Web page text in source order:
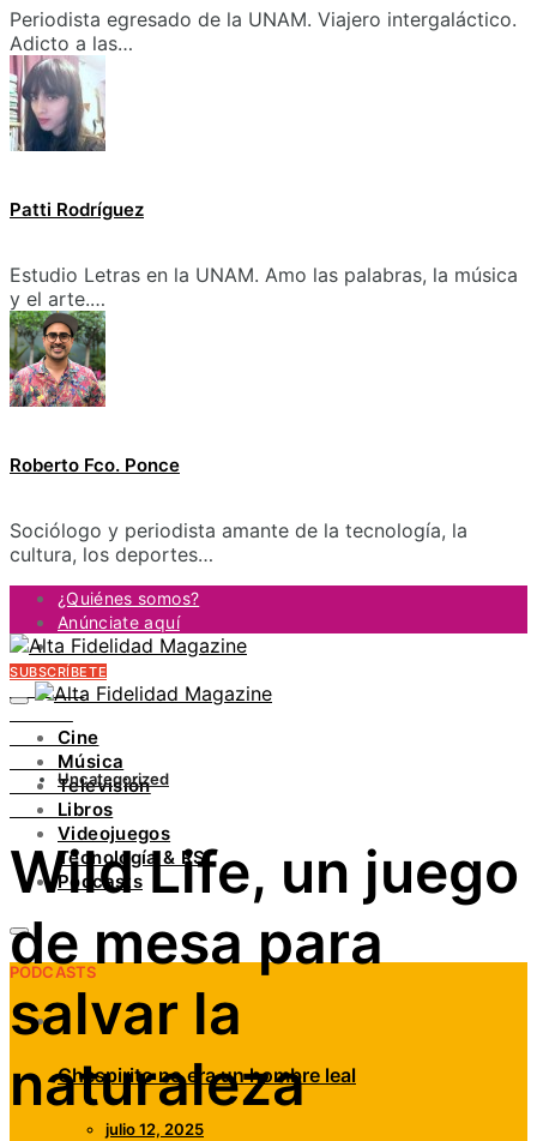
Periodista egresado de la UNAM. Viajero intergaláctico.
Adicto a las…
Patti Rodríguez
Estudio Letras en la UNAM. Amo las palabras, la música
y el arte.…
Roberto Fco. Ponce
Sociólogo y periodista amante de la tecnología, la
cultura, los deportes…
¿Quiénes somos?
Anúnciate aquí
Contacto
FACEBOOK
INSTAGRAM
PINTEREST
YOUTUBE
LINKEDIN
SUBSCRÍBETE
Cine
Música
Televisión
Libros
Videojuegos
Tecnología & RS
Podcasts
PODCASTS
Chespirito no era un hombre leal
julio 12, 2025
Uncategorized
Wild Life, un juego
de mesa para
salvar la
naturaleza